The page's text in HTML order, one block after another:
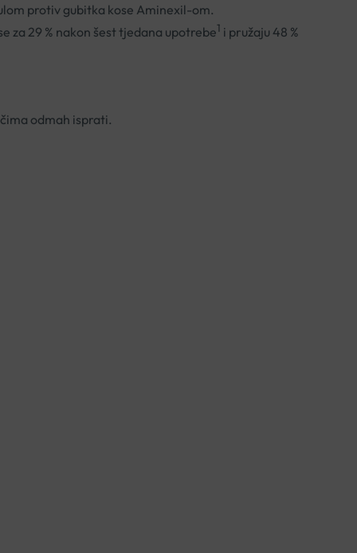
protiv gubitka kose Aminexil-om.
za 29 % nakon šest tjedana upotrebe1 i pružaju 48 %
odmah isprati.